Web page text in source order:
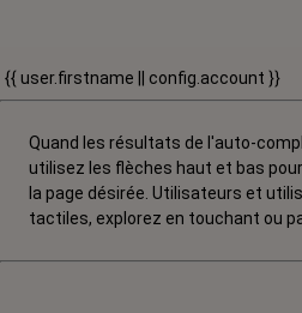
{{ user.firstname || config.account }}
Quand les résultats de l'auto-
utilisez les flèches haut et bas
la page désirée. Utilisateurs et
tactiles, explorez en touchant ou